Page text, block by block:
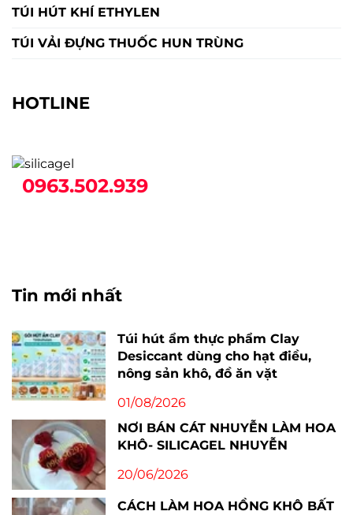
TÚI HÚT KHÍ ETHYLEN
TÚI VẢI ĐỰNG THUỐC HUN TRÙNG
HOTLINE
0963.502.939
Tin mới nhất
Túi hút ẩm thực phẩm Clay
Desiccant dùng cho hạt điều,
nông sản khô, đồ ăn vặt
01/08/2026
NƠI BÁN CÁT NHUYỄN LÀM HOA
KHÔ- SILICAGEL NHUYỄN
20/06/2026
CÁCH LÀM HOA HỒNG KHÔ BẤT